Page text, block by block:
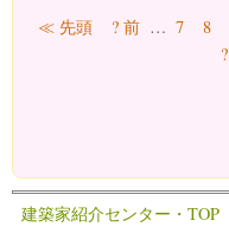
ページ
≪ 先頭 ? 前 … 7 8
?
建築家紹介センター・TOP